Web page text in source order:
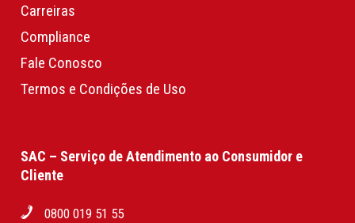
Carreiras
Compliance
Fale Conosco
Termos e Condições de Uso
SAC – Serviço de Atendimento ao Consumidor e
Cliente
0800 019 51 55